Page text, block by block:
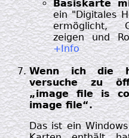
Basiskarte
ein "Digitales
ermöglicht,
zeigen und
+Info
Wenn ich die
versuche zu
„image file is
image file“.
Das ist ein